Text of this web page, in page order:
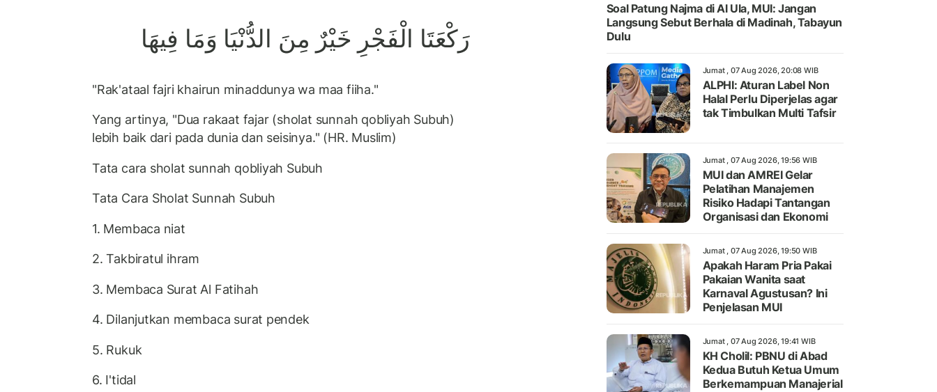
رَكْعَتَا الْفَجْرِ خَيْرٌ مِنَ الدُّنْيَا وَمَا فِيهَا
"Rak'ataal fajri khairun minaddunya wa maa fiiha."
Yang artinya, "Dua rakaat fajar (sholat sunnah qobliyah Subuh)
lebih baik dari pada dunia dan seisinya." (HR. Muslim)
Tata cara sholat sunnah qobliyah Subuh
Tata Cara Sholat Sunnah Subuh
1. Membaca niat
2. Takbiratul ihram
3. Membaca Surat Al Fatihah
4. Dilanjutkan membaca surat pendek
5. Rukuk
6. I'tidal
Soal Patung Najma di Al Ula, MUI: Jangan
Langsung Sebut Berhala di Madinah, Tabayun
Dulu
Jumat , 07 Aug 2026, 20:08 WIB
ALPHI: Aturan Label Non
Halal Perlu Diperjelas agar
tak Timbulkan Multi Tafsir
Jumat , 07 Aug 2026, 19:56 WIB
MUI dan AMREI Gelar
Pelatihan Manajemen
Risiko Hadapi Tantangan
Organisasi dan Ekonomi
Jumat , 07 Aug 2026, 19:50 WIB
Apakah Haram Pria Pakai
Pakaian Wanita saat
Karnaval Agustusan? Ini
Penjelasan MUI
Jumat , 07 Aug 2026, 19:41 WIB
KH Cholil: PBNU di Abad
Kedua Butuh Ketua Umum
Berkemampuan Manajerial